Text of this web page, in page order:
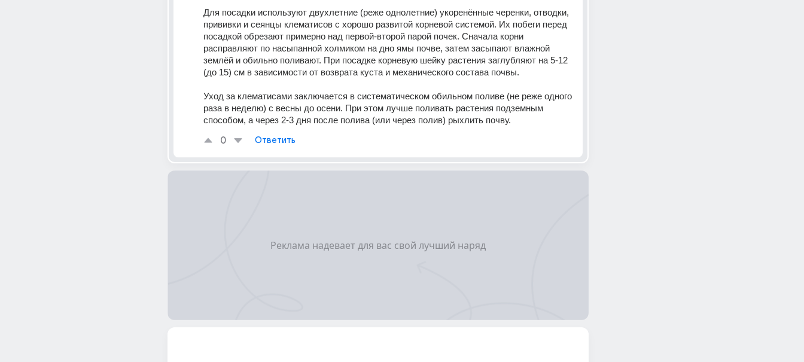
Для посадки используют двухлетние (реже однолетние) укоренённые черенки, отводки,
прививки и сеянцы клематисов с хорошо развитой корневой системой. Их побеги перед
посадкой обрезают примерно над первой-второй парой почек. Сначала корни
расправляют по насыпанной холмиком на дно ямы почве, затем засыпают влажной
землёй и обильно поливают. При посадке корневую шейку растения заглубляют на 5-12
(до 15) см в зависимости от возврата куста и механического состава почвы.
Уход за клематисами заключается в систематическом обильном поливе (не реже одного
раза в неделю) с весны до осени. При этом лучше поливать растения подземным
способом, а через 2-3 дня после полива (или через полив) рыхлить почву.
0 Ответить